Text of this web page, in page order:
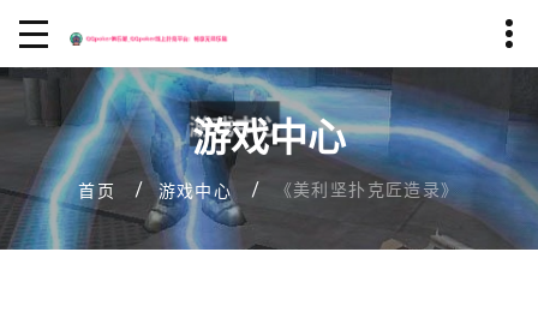
游戏中心
首页 游戏中心 《美利坚扑克匠造录》